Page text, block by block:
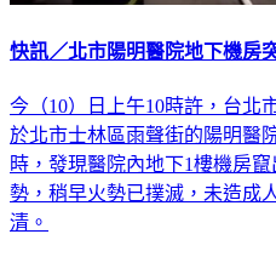
快訊／北市陽明醫院地下機
今（10）日上午10時許，台北
於北市士林區雨聲街的陽明醫
時，發現醫院內地下1樓機房
勢，稍早火勢已撲滅，未造成
清。